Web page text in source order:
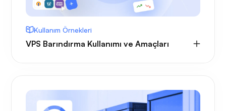
Kullanım Örnekleri
VPS Barındırma Kullanımı ve Amaçları